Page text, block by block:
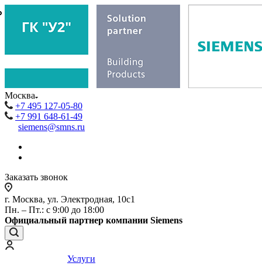
Москва
+7 495 127-05-80
+7 991 648-61-49
siemens@smns.ru
Заказать звонок
г. Москва, ул. Электродная, 10с1
Пн. – Пт.: с 9:00 до 18:00
Официальный партнер компании Siemens
Услуги